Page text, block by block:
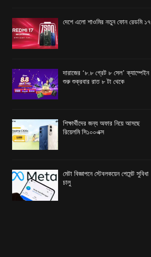
দেশে এলো শাওমির নতুন ফোন রেডমি ১৭
দারাজের ‘৮.৮ গ্রেট ৮ সেল’ ক্যাম্পেইন
শুরু শুক্রবার রাত ৮ টা থেকে
শিক্ষার্থীদের জন্য অফার নিয়ে আসছে
রিয়েলমি সি১০০এক্স
মেটা বিজ্ঞাপনে স্টেবলকয়েন পেমেন্ট সুবিধা
চালু